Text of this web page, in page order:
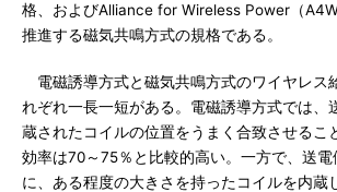
格、およびAlliance for Wireless Power（
推進する磁気共鳴方式の規格である。
電磁誘導方式と磁気共鳴方式のワイヤレス
れぞれ一長一短がある。電磁誘導方式では、
蔵されたコイルの位置をうまく合致させるこ
効率は70～75％と比較的高い。一方で、送
に、ある程度の大きさを持ったコイルを内蔵